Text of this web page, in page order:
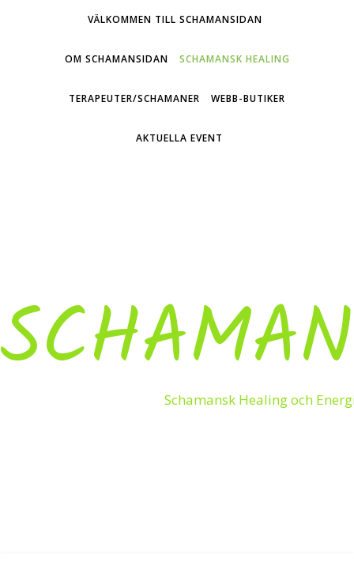
VÄLKOMMEN TILL SCHAMANSIDAN
OM SCHAMANSIDAN SCHAMANSK HEALING
TERAPEUTER/SCHAMANER WEBB-BUTIKER
AKTUELLA EVENT
Schamansk Healing och